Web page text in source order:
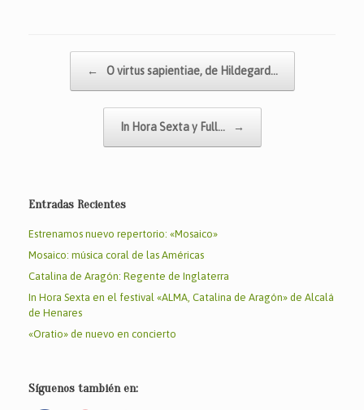
e
b
er s
A
p
p
l
p
ar
tir
← O virtus sapientiae, de Hildegard…
In Hora Sexta y Full… →
Entradas Recientes
Estrenamos nuevo repertorio: «Mosaico»
Mosaico: música coral de las Américas
Catalina de Aragón: Regente de Inglaterra
In Hora Sexta en el festival «ALMA, Catalina de Aragón» de Alcalá
de Henares
«Oratio» de nuevo en concierto
Síguenos también en: